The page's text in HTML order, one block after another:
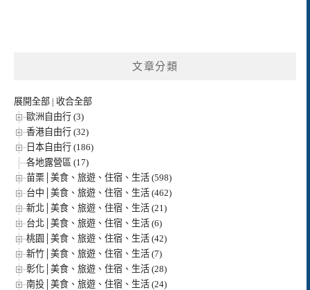
文章分類
展開全部 | 收合全部
歐洲自由行 (3)
香港自由行 (32)
日本自由行 (186)
各地露營區 (17)
苗栗│美食、旅遊、住宿、生活 (598)
台中│美食、旅遊、住宿、生活 (462)
新北│美食、旅遊、住宿、生活 (21)
台北│美食、旅遊、住宿、生活 (6)
桃園│美食、旅遊、住宿、生活 (42)
新竹│美食、旅遊、住宿、生活 (7)
彰化│美食、旅遊、住宿、生活 (28)
南投│美食、旅遊、住宿、生活 (24)